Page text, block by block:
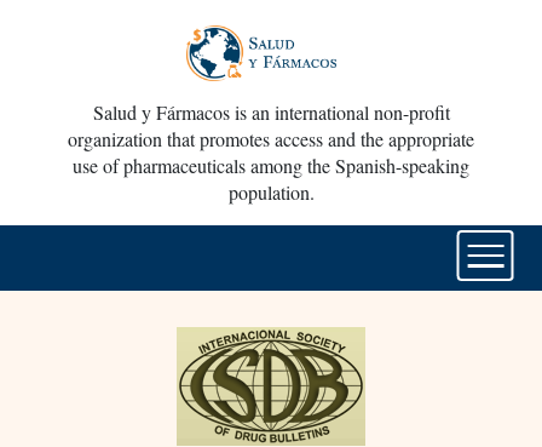
Salud y Fármacos is an international non-profit
organization that promotes access and the appropriate
use of pharmaceuticals among the Spanish-speaking
population.